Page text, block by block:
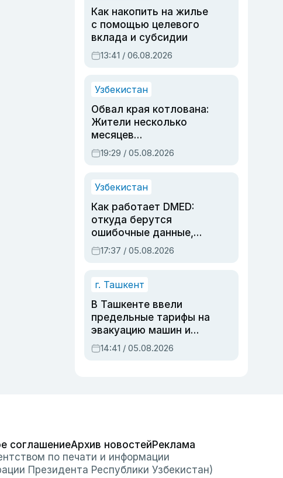
Как накопить на жилье
с помощью целевого
вклада и субсидии
13:41 / 06.08.2026
Узбекистан
Обвал края котлована:
Жители несколько
месяцев
предупреждали об
опасности, но стройка
19:29 / 05.08.2026
Узбекистан
Как работает DMED:
откуда берутся
ошибочные данные,
дубли аккаунтов и
очереди по онлайн-
17:37 / 05.08.2026
г. Ташкент
В Ташкенте ввели
предельные тарифы на
эвакуацию машин и
штрафстоянки
14:41 / 05.08.2026
соглашениеАрхив новостейРеклама
по печати и информации
Президента Республики Узбекистан)